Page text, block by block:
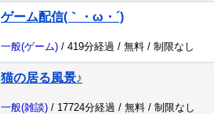
ゲーム配信(｀・ω・´)
一般(ゲーム) / 419分経過 / 無料 / 制限なし
猫の居る風景♪
一般(雑談) / 17724分経過 / 無料 / 制限なし